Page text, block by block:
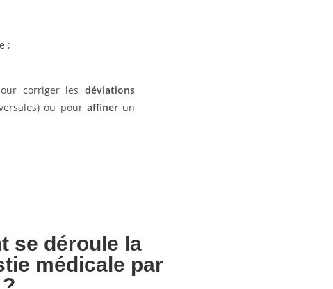
;
corriger lesdéviations
ou pour affinerun
se déroule la
médicale par